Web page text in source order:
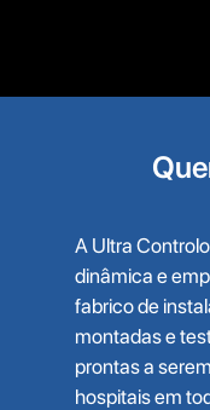
A Ultra
dinâmica e
fabrico de
montadas e
prontas a
hospitais em